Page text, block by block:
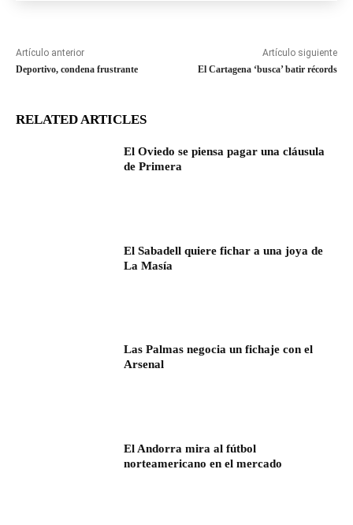
Artículo anterior
Deportivo, condena frustrante
Artículo siguiente
El Cartagena ‘busca’ batir récords
RELATED ARTICLES
El Oviedo se piensa pagar una cláusula
de Primera
El Sabadell quiere fichar a una joya de
La Masía
Las Palmas negocia un fichaje con el
Arsenal
El Andorra mira al fútbol
norteamericano en el mercado